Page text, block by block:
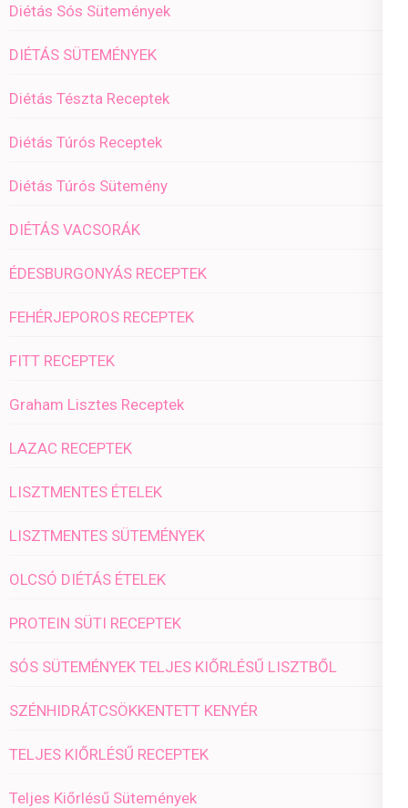
Diétás Sós Sütemények
DIÉTÁS SÜTEMÉNYEK
Diétás Tészta Receptek
Diétás Túrós Receptek
Diétás Túrós Sütemény
DIÉTÁS VACSORÁK
ÉDESBURGONYÁS RECEPTEK
FEHÉRJEPOROS RECEPTEK
FITT RECEPTEK
Graham Lisztes Receptek
LAZAC RECEPTEK
LISZTMENTES ÉTELEK
LISZTMENTES SÜTEMÉNYEK
OLCSÓ DIÉTÁS ÉTELEK
PROTEIN SÜTI RECEPTEK
SÓS SÜTEMÉNYEK TELJES KIŐRLÉSŰ LISZTBŐL
SZÉNHIDRÁTCSÖKKENTETT KENYÉR
TELJES KIŐRLÉSŰ RECEPTEK
Teljes Kiőrlésű Sütemények